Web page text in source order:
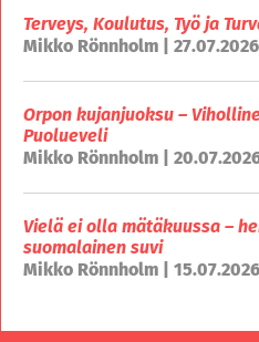
Terveys, Koulutus, Työ ja
Mikko Rönnholm | 27.07.2026
Orpon kujanjuoksu –
Puolueveli
Mikko Rönnholm |
Vielä ei olla mätäkuussa –
suomalainen suvi
Mikko Rönnholm | 15.07.2026